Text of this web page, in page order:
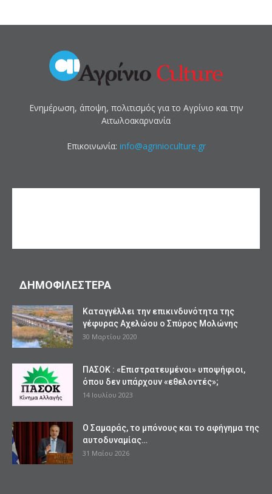
Ενημέρωση, άποψη, πολιτισμός για το Αγρίνιο και την
Αιτωλοακαρνανία
Επικοινωνία: info@agrinioculture.gr
ΔΗΜΟΦΙΛΕΣΤΕΡΑ
Καταγγέλλει την επικινδυνότητα της
γέφυρας Αχελώου ο Σπύρος Μολώνης
30 Μαρτίου 2020
ΠΑΣΟΚ : «Επιστρατευμένοι» υποψήφιοι,
όπου δεν υπάρχουν «εθελοντές»;
14 Ιουλίου 2023
Ο Σαμαράς, το μπόνους και το αφήγημα της
αυτοδυναμίας…
31 Μαΐου 2026